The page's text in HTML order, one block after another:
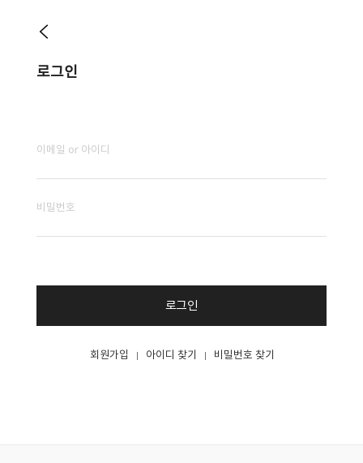
로그인
로그인
회원가입 아이디 찾기 비밀번호 찾기